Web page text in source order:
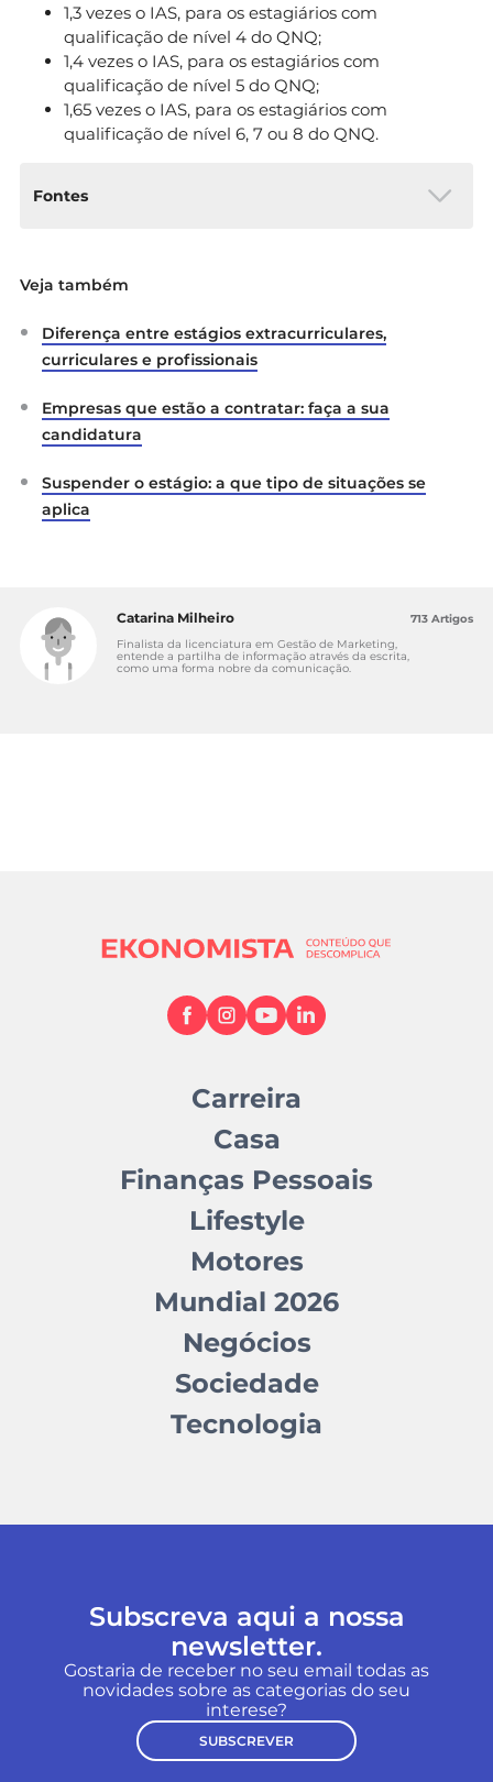
1,3 vezes o IAS, para os estagiários com
qualificação de nível 4 do QNQ;
1,4 vezes o IAS, para os estagiários com
qualificação de nível 5 do QNQ;
1,65 vezes o IAS, para os estagiários com
qualificação de nível 6, 7 ou 8 do QNQ.
Fontes
Portal da Juventude
Veja também
Diferença entre estágios extracurriculares,
curriculares e profissionais
Empresas que estão a contratar: faça a sua
candidatura
Suspender o estágio: a que tipo de situações se
aplica
Catarina Milheiro
Finalista da licenciatura em Gestão de Marketing,
entende a partilha de informação através da escrita,
como uma forma nobre da comunicação.
713 Artigos
Carreira
Casa
Finanças Pessoais
Lifestyle
Motores
Mundial 2026
Negócios
Sociedade
Tecnologia
Subscreva aqui a nossa
newsletter.
Gostaria de receber no seu email todas as
novidades sobre as categorias do seu
interese?
SUBSCREVER